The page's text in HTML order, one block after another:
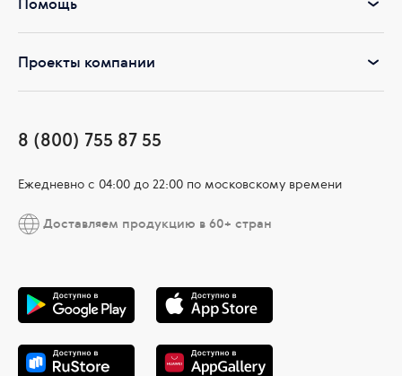
Проекты компании
8 (800) 755 87 55
Ежедневно c 04:00 до 22:00 по московскому времени
Доставляем продукцию в 60+ стран